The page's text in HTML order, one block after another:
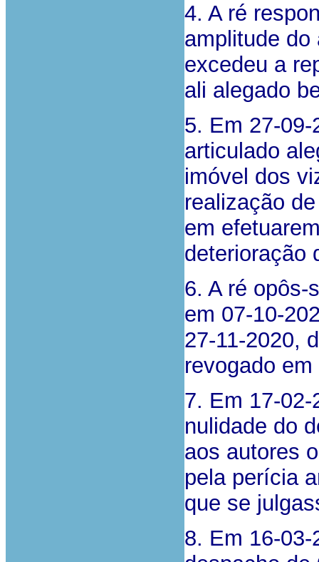
4. A ré
amplitude do
excedeu a
ali alegado
5. Em 27-
articulado
imóvel dos
realização
em
deterioração
6. A ré opôs-
em 07-10-
27-11-2020,
revogado
7. Em 17-
nulidade do
aos autores
pela perícia
que se
8. Em 16-